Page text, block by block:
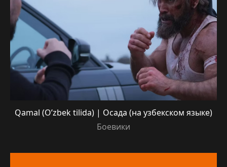
Qamal (O’zbek tilida) | Осада (на узбекском языке)
Боевики